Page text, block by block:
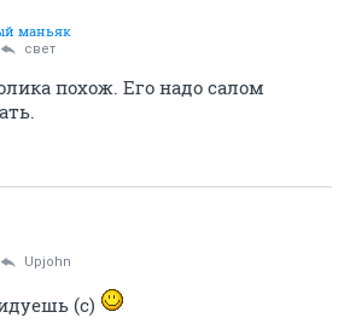
маньяк
свет
похож. Его надо салом
Upjohn
(с)